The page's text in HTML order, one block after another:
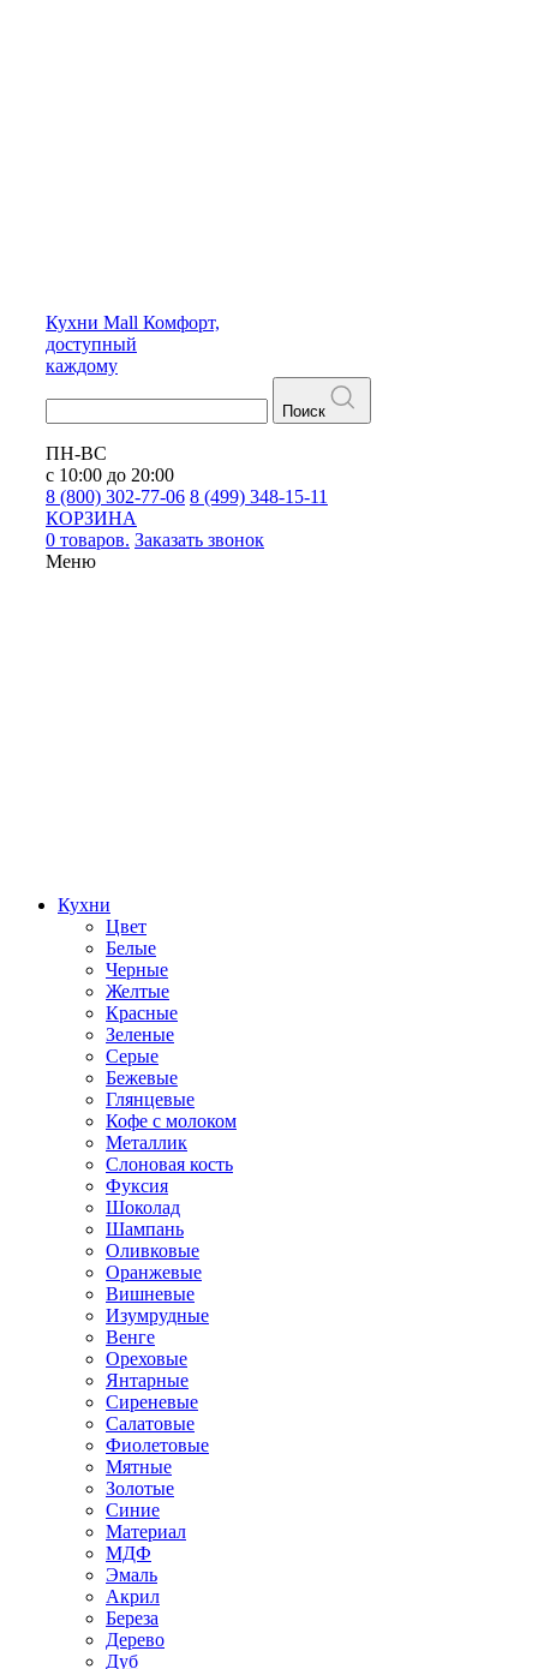
Кухни Mall Комфорт,
доступный
каждому
Поиск
ПН-ВС
с 10:00 до 20:00
8 (800) 302-77-06 8 (499) 348-15-11
КОРЗИНА
0 товаров. Заказать звонок
Меню
Кухни
Цвет
Белые
Черные
Желтые
Красные
Зеленые
Серые
Бежевые
Глянцевые
Кофе с молоком
Металлик
Слоновая кость
Фуксия
Шоколад
Шампань
Оливковые
Оранжевые
Вишневые
Изумрудные
Венге
Ореховые
Янтарные
Сиреневые
Салатовые
Фиолетовые
Мятные
Золотые
Синие
Материал
МДФ
Эмаль
Акрил
Береза
Дерево
Дуб